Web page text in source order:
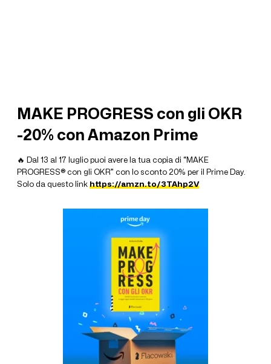
MAKE PROGRESS con gli OKR
-20% con Amazon Prime
🔥 Dal 13 al 17 luglio puoi avere la tua copia di “MAKE
PROGRESS® con gli OKR” con lo sconto 20% per il Prime Day.
Solo da questo linkhttps://amzn.to/3TAhp2V